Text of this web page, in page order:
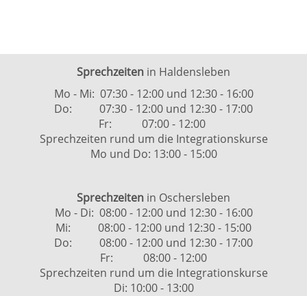
Sprechzeiten in Haldensleben
Mo - Mi: 07:30 - 12:00 und 12:30 - 16:00
Do: 07:30 - 12:00 und 12:30 - 17:00
Fr: 07:00 - 12:00
Sprechzeiten rund um die Integrationskurse
Mo und Do: 13:00 - 15:00
Sprechzeiten in Oschersleben
Mo - Di: 08:00 - 12:00 und 12:30 - 16:00
Mi: 08:00 - 12:00 und 12:30 - 15:00
Do: 08:00 - 12:00 und 12:30 - 17:00
Fr: 08:00 - 12:00
Sprechzeiten rund um die Integrationskurse
Di: 10:00 - 13:00